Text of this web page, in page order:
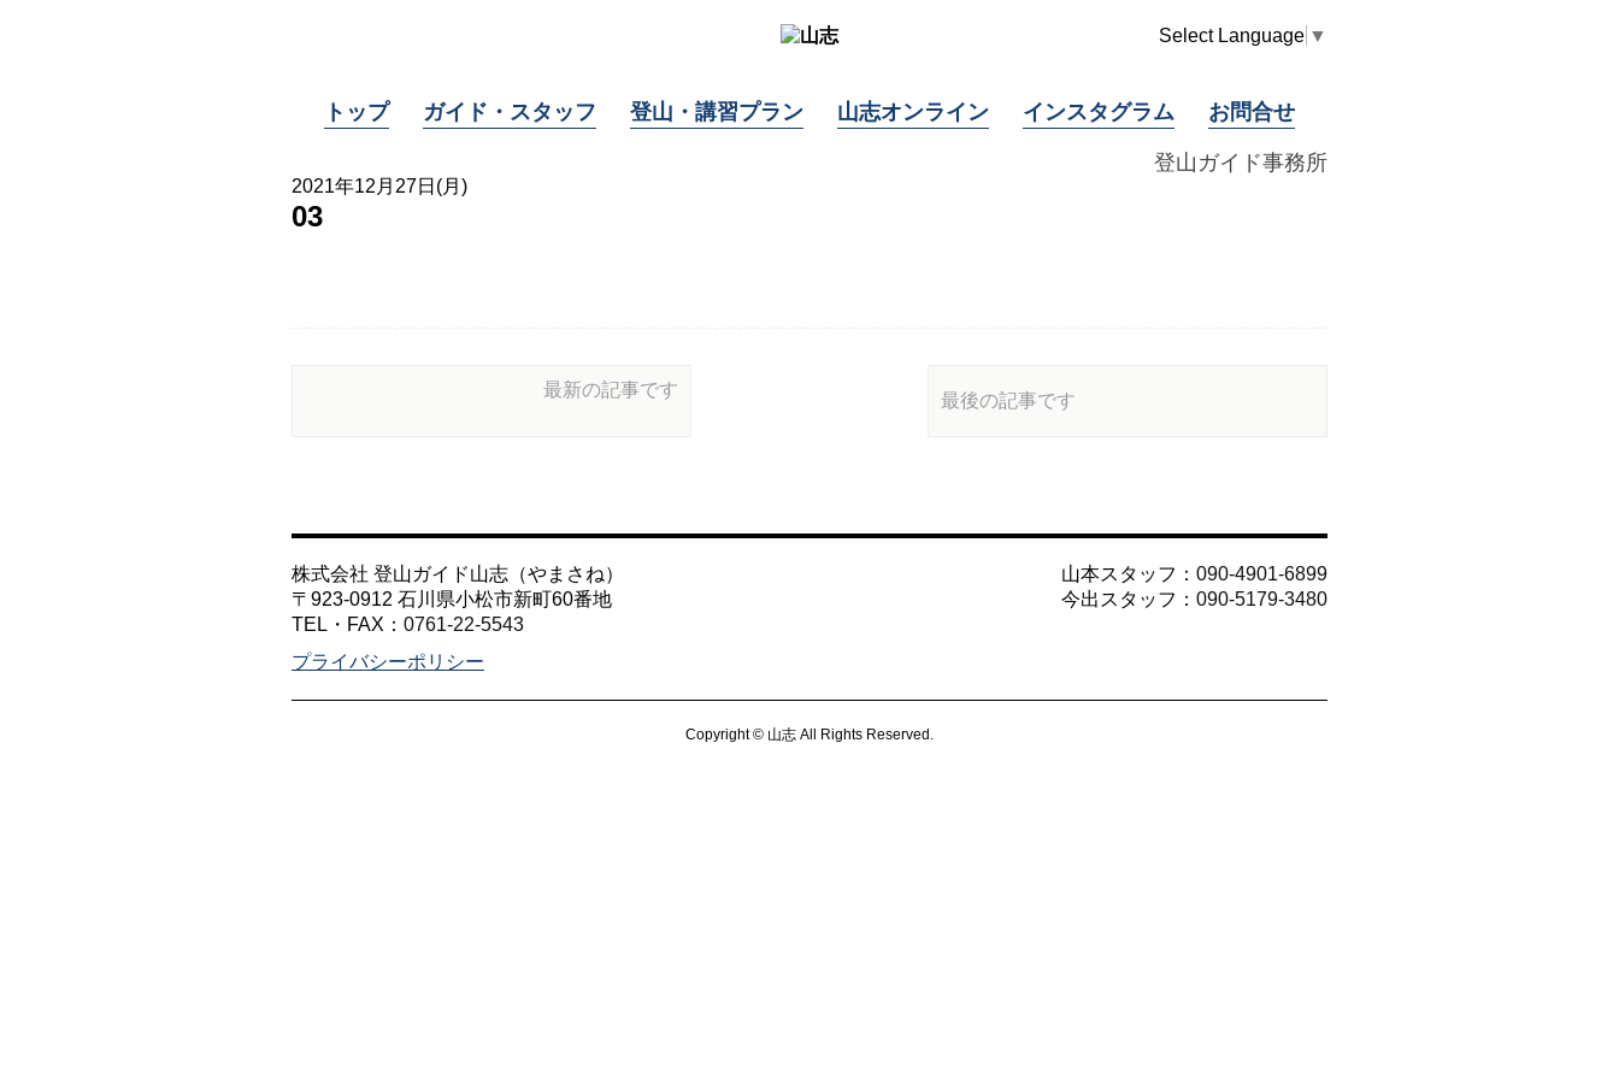
登山ガイド事務所
Select Language ▼
トップ ガイド・スタッフ 登山・講習プラン 山志オンライン インスタグラム お問合せ
2021年12月27日(月)
03
最新の記事です
最後の記事です
株式会社 登山ガイド山志（やまさね）
〒923-0912 石川県小松市新町60番地
TEL・FAX： 0761-22-5543
プライバシーポリシー
山本スタッフ： 090-4901-6899
今出スタッフ： 090-5179-3480
Copyright © 山志 All Rights Reserved.